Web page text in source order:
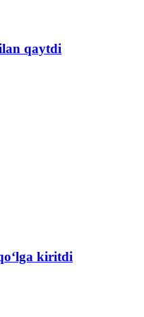
qaytdi
kiritdi